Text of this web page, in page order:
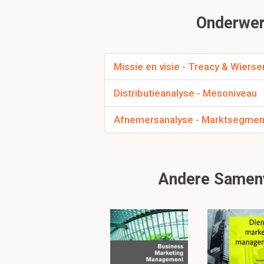
Gemiddeld VS zwak
Welke twee
- sociaal-
Missie en visie - Treacy &
Distributieanalyse - Mesoniveau
Afnemersanalyse -
Andere